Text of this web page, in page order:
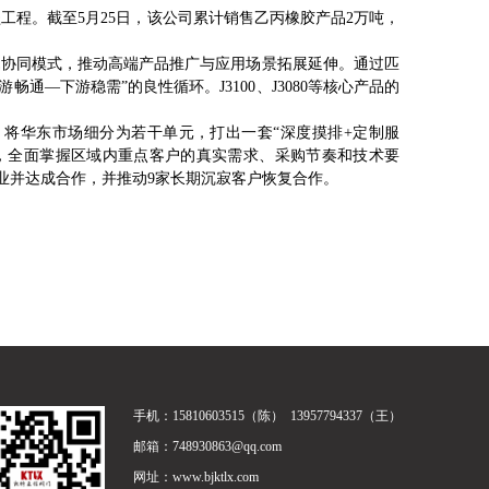
。截至5月25日，该公司累计销售乙丙橡胶产品2万吨，
模式，推动高端产品推广与应用场景拓展延伸。通过匹
通—下游稳需”的良性循环。J3100、J3080等核心产品的
东市场细分为若干单元，打出一套“深度摸排+定制服
面掌握区域内重点客户的真实需求、采购节奏和技术要
达成合作，并推动9家长期沉寂客户恢复合作。
手机：15810603515（陈） 13957794337（王）
邮箱：748930863@qq.com
网址： www.bjktlx.com